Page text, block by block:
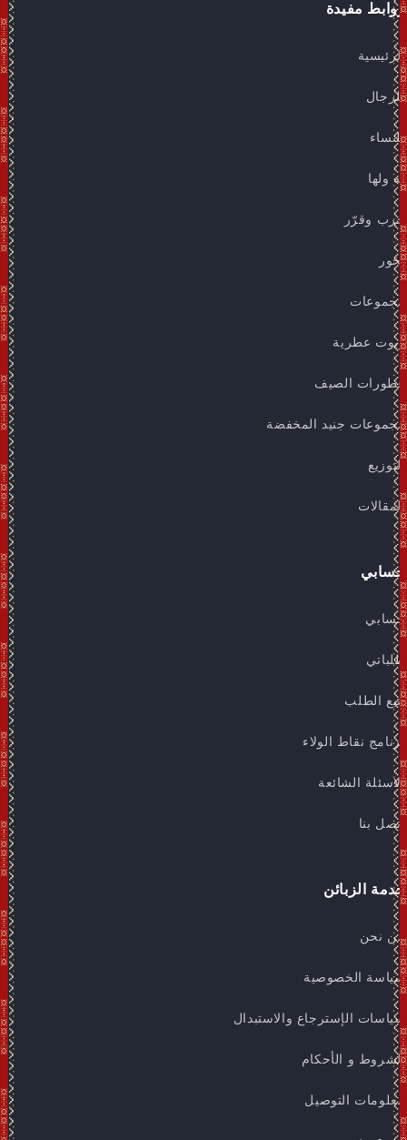
روابط مفيدة
الرئيسية
للرجال
للنساء
له ولها
جرب وقرّر
بخور
مجموعات
زيوت عطرية
عطورات الصيف
مجموعات جنيد المخفضة
التوزيع
المقالات
حسابي
حسابي
طلباتي
تتبع الطلب
برنامج نقاط الولاء
الاسئلة الشائعة
اتصل بنا
خدمة الزبائن
من نحن
سياسة الخصوصية
سياسات الإسترجاع والاستبدال
الشروط و الأحكام
معلومات التوصيل